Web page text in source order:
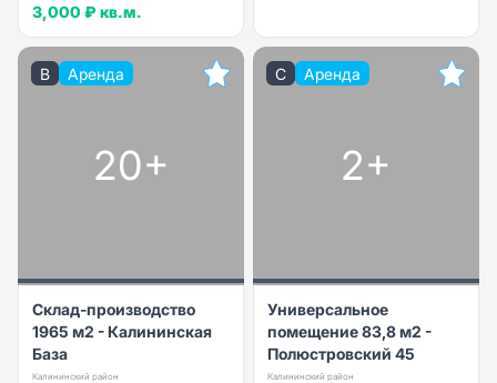
3,000 ₽ кв.м.
B Аренда
20+
Склад-производство
1965 м2 - Калининская
База
Калининский район
C Аренда
2+
Универсальное
помещение 83,8 м2 -
Полюстровский 45
Калининский район